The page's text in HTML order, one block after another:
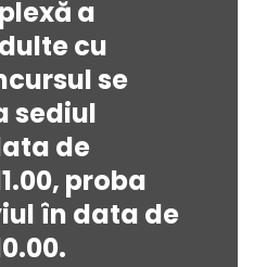
a
cu
se
sediul
de
proba
în data de